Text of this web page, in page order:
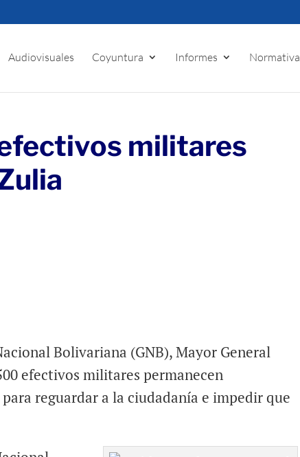
Audiovisuales Coyuntura Informes Normativa
militares
Bolivariana (GNB), Mayor General
efectivos militares permanecen
reguardar a la ciudadanía e impedir que